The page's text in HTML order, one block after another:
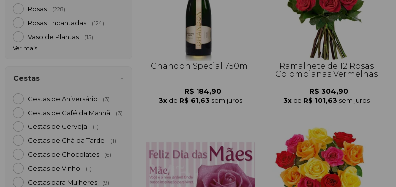
Rosas (228)
Rosas Encantadas (124)
Vaso de Plantas (15)
Ver mais
Cestas
Cestas de Aniversário (3)
Cestas de Café da Manh (3)
Cestas de Cerveja (1)
Cestas de Chá da Tarde (1)
Cestas de Chocolates (6)
Cestas de Vinho (1)
Cestas para Mulheres (9)
Chandon Special 750ml
R$ 184,90
3x de R$ 61,63 sem juros
Ramalhete de 12 Rosas
Colombianas Vermelhas
R$ 304,90
3x de R$ 101,63 sem juros